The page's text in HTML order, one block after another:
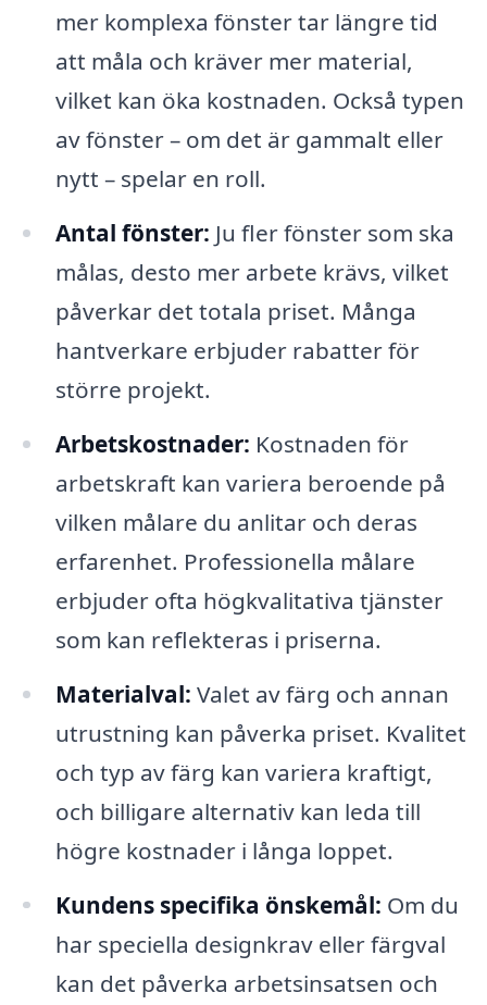
mer komplexa fönster tar längre tid
att måla och kräver mer material,
vilket kan öka kostnaden. Också typen
av fönster – om det är gammalt eller
nytt – spelar en roll.
Antal fönster: Ju fler fönster som ska
målas, desto mer arbete krävs, vilket
påverkar det totala priset. Många
hantverkare erbjuder rabatter för
större projekt.
Arbetskostnader: Kostnaden för
arbetskraft kan variera beroende på
vilken målare du anlitar och deras
erfarenhet. Professionella målare
erbjuder ofta högkvalitativa tjänster
som kan reflekteras i priserna.
Materialval: Valet av färg och annan
utrustning kan påverka priset. Kvalitet
och typ av färg kan variera kraftigt,
och billigare alternativ kan leda till
högre kostnader i långa loppet.
Kundens specifika önskemål: Om du
har speciella designkrav eller färgval
kan det påverka arbetsinsatsen och